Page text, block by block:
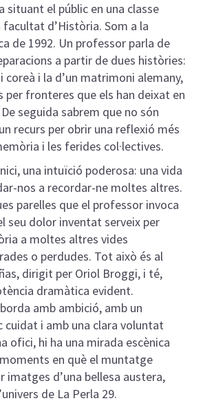
situant el públic en una classe
facultat d’Història. Som a la
de 1992. Un professor parla de
a partir de dues històries:
coreà i la d’un matrimoni alemany,
fronteres que els han deixat en
seguida sabrem que no són
recurs per obrir una reflexió més
i les ferides col·lectives.
una intuïció poderosa: una vida
nos a recordar-ne moltes altres.
parelles que el professor invoca
seu dolor inventat serveix per
a moltes altres vides
o perdudes. Tot això és al
dirigit per Oriol Broggi, i té,
dramàtica evident.
amb ambició, amb un
cuidat i amb una clara voluntat
ofici, hi ha una mirada escènica
en què el muntatge
imatges d’una bellesa austera,
de La Perla 29.